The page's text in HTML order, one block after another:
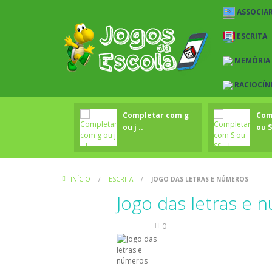
ESCRITA
MEMÓRIA
Completar com g
ou j ..
ou
INÍCIO / ESCRITA / JOGO DAS LETRAS E NÚMEROS
Jogo das letras e
0